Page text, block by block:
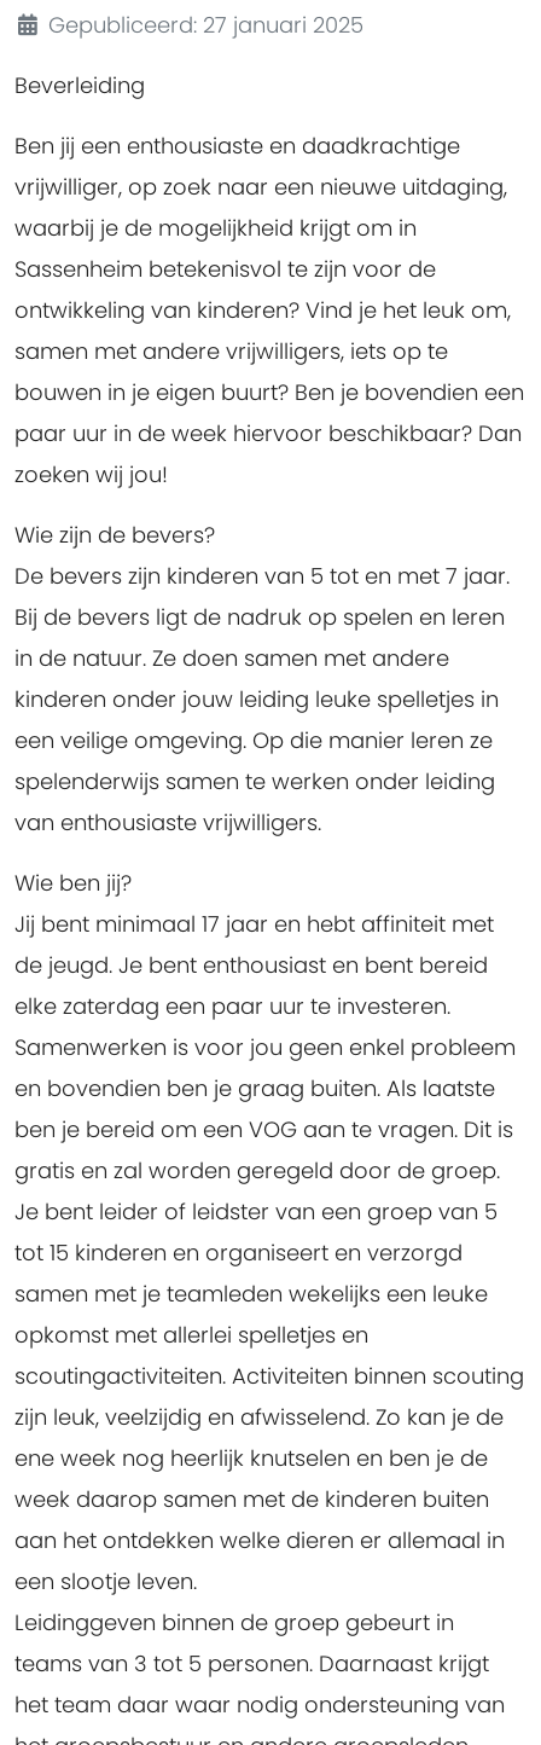
Gepubliceerd: 27 januari 2025
Beverleiding
Ben jij een enthousiaste en daadkrachtige
vrijwilliger, op zoek naar een nieuwe uitdaging,
waarbij je de mogelijkheid krijgt om in
Sassenheim betekenisvol te zijn voor de
ontwikkeling van kinderen? Vind je het leuk om,
samen met andere vrijwilligers, iets op te
bouwen in je eigen buurt? Ben je bovendien een
paar uur in de week hiervoor beschikbaar? Dan
zoeken wij jou!
Wie zijn de bevers?
De bevers zijn kinderen van 5 tot en met 7 jaar.
Bij de bevers ligt de nadruk op spelen en leren
in de natuur. Ze doen samen met andere
kinderen onder jouw leiding leuke spelletjes in
een veilige omgeving. Op die manier leren ze
spelenderwijs samen te werken onder leiding
van enthousiaste vrijwilligers.
Wie ben jij?
Jij bent minimaal 17 jaar en hebt affiniteit met
de jeugd. Je bent enthousiast en bent bereid
elke zaterdag een paar uur te investeren.
Samenwerken is voor jou geen enkel probleem
en bovendien ben je graag buiten. Als laatste
ben je bereid om een VOG aan te vragen. Dit is
gratis en zal worden geregeld door de groep.
Je bent leider of leidster van een groep van 5
tot 15 kinderen en organiseert en verzorgd
samen met je teamleden wekelijks een leuke
opkomst met allerlei spelletjes en
scoutingactiviteiten. Activiteiten binnen scouting
zijn leuk, veelzijdig en afwisselend. Zo kan je de
ene week nog heerlijk knutselen en ben je de
week daarop samen met de kinderen buiten
aan het ontdekken welke dieren er allemaal in
een slootje leven.
Leidinggeven binnen de groep gebeurt in
teams van 3 tot 5 personen. Daarnaast krijgt
het team daar waar nodig ondersteuning van